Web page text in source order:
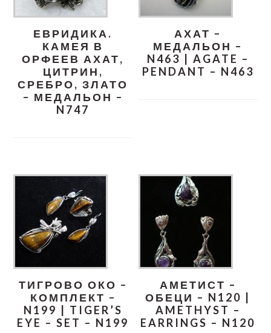
ЕВРИДИКА.
КАМЕЯ В
ОРФЕЕВ АХАТ,
ЦИТРИН,
СРЕБРО, ЗЛАТО
– МЕДАЛЬОН –
N747
АХАТ –
МЕДАЛЬОН –
N463 | AGATE –
PENDANT – N463
ТИГРОВО ОКО –
КОМПЛЕКТ –
N199 | TIGER’S
EYE – SET – N199
АМЕТИСТ –
ОБЕЦИ – N120 |
AMETHYST –
EARRINGS – N120